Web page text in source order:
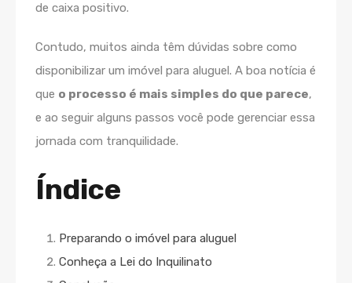
de caixa positivo.
Contudo, muitos ainda têm dúvidas sobre como
disponibilizar um imóvel para aluguel. A boa notícia é
que o processo é mais simples do que parece,
e ao seguir alguns passos você pode gerenciar essa
jornada com tranquilidade.
Índice
Preparando o imóvel para aluguel
Conheça a Lei do Inquilinato